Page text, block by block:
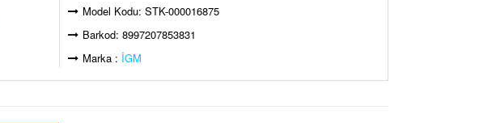
Model Kodu: STK-000016875
Barkod: 8997207853831
Marka : İGM